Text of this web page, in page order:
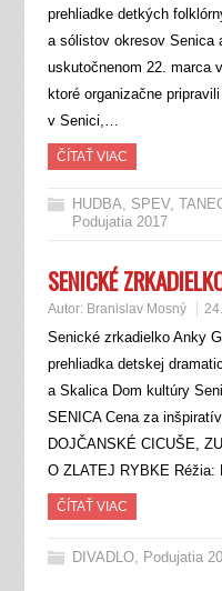
prehliadke detkých
a sólistov okresov Senica
uskutočnenom 22. marca
ktoré organizačne
v Senici,…
ČÍTAŤ VIAC
HUDBA, SPEV,
Podujatia 2017
SENICKÉ
Autor: Branislav Mosný
Senické zrkadielko Anky
prehliadka detskej
a Skalica Dom kultúry
SENICA Cena za
DOJČANSKÉ CICUŠE,
O ZLATEJ RYBKE
ČÍTAŤ VIAC
DIVADLO, Podujatia